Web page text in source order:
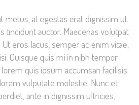
metus, at egestas erat dignissim ut.
tincidunt auctor. Maecenas volutpat
eros lacus, semper ac enim vitae,
Quisque quis mi in nibh tempor
quis ipsum accumsan facilisis.
vulputate molestie. Nunc et
ante in dignissim ultricies,